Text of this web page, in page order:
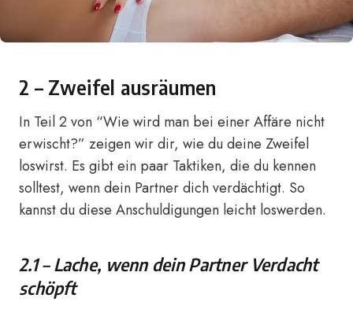
2 – Zweifel ausräumen
In Teil 2 von “Wie wird man bei einer Affäre nicht
erwischt?” zeigen wir dir, wie du deine Zweifel
loswirst. Es gibt ein paar Taktiken, die du kennen
solltest, wenn dein Partner dich verdächtigt. So
kannst du diese Anschuldigungen leicht loswerden.
2.1 – Lache, wenn dein Partner Verdacht
schöpft